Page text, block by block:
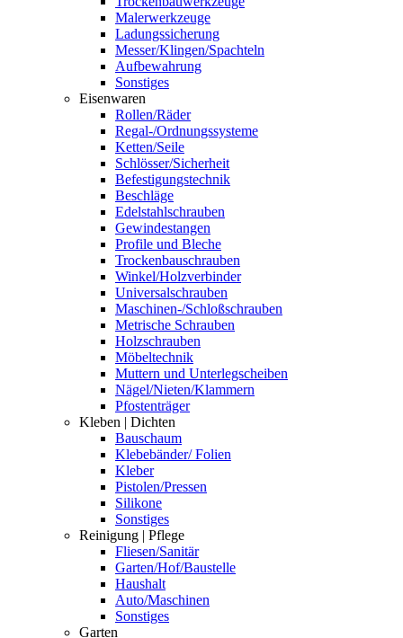
Malerwerkzeuge
Ladungssicherung
Messer/Klingen/Spachteln
Aufbewahrung
Sonstiges
Eisenwaren
Rollen/Räder
Regal-/Ordnungssysteme
Ketten/Seile
Schlösser/Sicherheit
Befestigungstechnik
Beschläge
Edelstahlschrauben
Gewindestangen
Profile und Bleche
Trockenbauschrauben
Winkel/Holzverbinder
Universalschrauben
Maschinen-/Schloßschrauben
Metrische Schrauben
Holzschrauben
Möbeltechnik
Muttern und Unterlegscheiben
Nägel/Nieten/Klammern
Pfostenträger
Kleben | Dichten
Bauschaum
Klebebänder/ Folien
Kleber
Pistolen/Pressen
Silikone
Sonstiges
Reinigung | Pflege
Fliesen/Sanitär
Garten/Hof/Baustelle
Haushalt
Auto/Maschinen
Sonstiges
Garten